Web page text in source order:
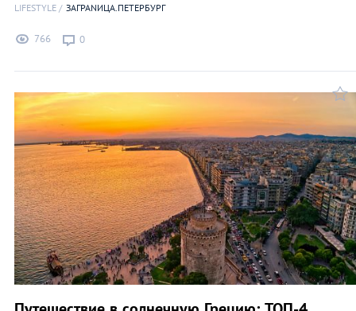
LIFESTYLE ЗАГРАNИЦА.ПЕТЕРБУРГ
766 0